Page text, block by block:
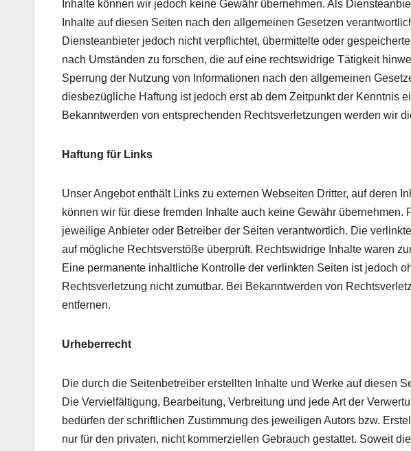
Inhalte können wir jedoch keine Gewähr übernehmen. Als
Inhalte auf diesen Seiten nach den allgemeinen Gesetzen
Diensteanbieter jedoch nicht verpflichtet, übermittelte oder
nach Umständen zu forschen, die auf eine rechtswidrige Tätigkeit
Sperrung der Nutzung von Informationen nach den allgemeinen
diesbezügliche Haftung ist jedoch erst ab dem Zeitpunkt der Kenntnis
Bekanntwerden von entsprechenden Rechtsverletzungen werden wir
Haftung für Links
Unser Angebot enthält Links zu externen Webseiten Dritter, auf deren
können wir für diese fremden Inhalte auch keine Gewähr übernehmen.
jeweilige Anbieter oder Betreiber der Seiten verantwortlich. Die
auf mögliche Rechtsverstöße überprüft. Rechtswidrige Inhalte waren
Eine permanente inhaltliche Kontrolle der verlinkten Seiten ist jedoch
Rechtsverletzung nicht zumutbar. Bei Bekanntwerden von
entfernen.
Urheberrecht
Die durch die Seitenbetreiber erstellten Inhalte und Werke auf diesen
Die Vervielfältigung, Bearbeitung, Verbreitung und jede Art der
bedürfen der schriftlichen Zustimmung des jeweiligen Autors bzw.
nur für den privaten, nicht kommerziellen Gebrauch gestattet. Soweit